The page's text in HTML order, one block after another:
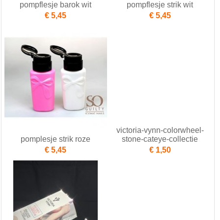
pompflesje barok wit
€ 5,45
pompflesje strik wit
€ 5,45
pomplesje strik roze
€ 5,45
victoria-vynn-colorwheel-
stone-cateye-collectie
€ 1,50